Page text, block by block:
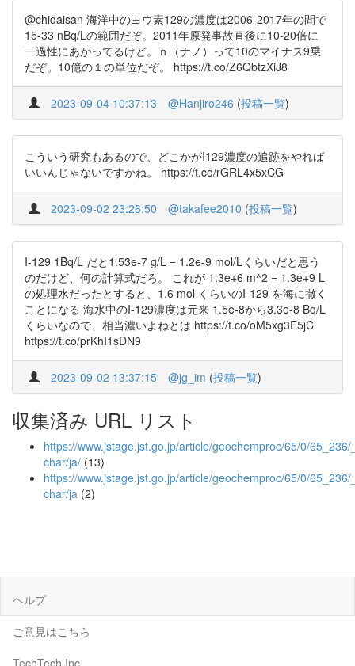
@chidaisan 海洋中のヨウ素129の濃度は2006-2017年の間で
15-33 nBq/Lの範囲だぞ。2011年原発事故直後に10-20倍に
一過性にあがってるけど。ｎ（ナノ）って10のマイナス9乗
だぞ。10億の１の単位だぞ。 https://t.co/Z6QbtzXiJ8
2023-09-04 10:37:13 @Hanjiro246 (投稿一覧)
こういう研究もあるので、どこかがI129濃度の追跡をやれば
いいんじゃないですかね。 https://t.co/rGRL4x5xCG
2023-09-02 23:26:50 @takafee2010 (投稿一覧)
I-129 1Bq/L だと1.53e-7 g/L = 1.2e-9 mol/Lくらいだと思う
のだけど、何の計算式だろ。 これが 1.3e+6 m^2 = 1.3e+9 L
の処理水だったとすると、1.6 mol くらいのI-129 を海に撒く
ことになる 海水中のI-129濃度は元来 1.5e-8から3.3e-8 Bq/L
くらいなので、相当濃いよねとは https://t.co/oM5xg3E5jC
https://t.co/prKhI1sDN9
2023-09-02 13:37:15 @jg_im (投稿一覧)
収集済み URL リスト
https://www.jstage.jst.go.jp/article/geochemproc/65/0/65_236/
char/ja/ (13)
https://www.jstage.jst.go.jp/article/geochemproc/65/0/65_236/
char/ja (2)
ヘルプ
ご意見はこちら
TechTech Inc.